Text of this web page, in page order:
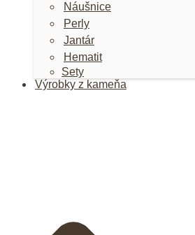
Náušnice
Perly
Jantár
Hematit
Sety
Výrobky z kameňa